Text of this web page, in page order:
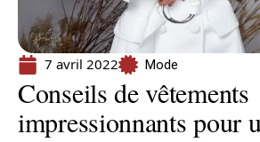
7 avril 2022 Mode
Conseils de vêtements
impressionnants pour